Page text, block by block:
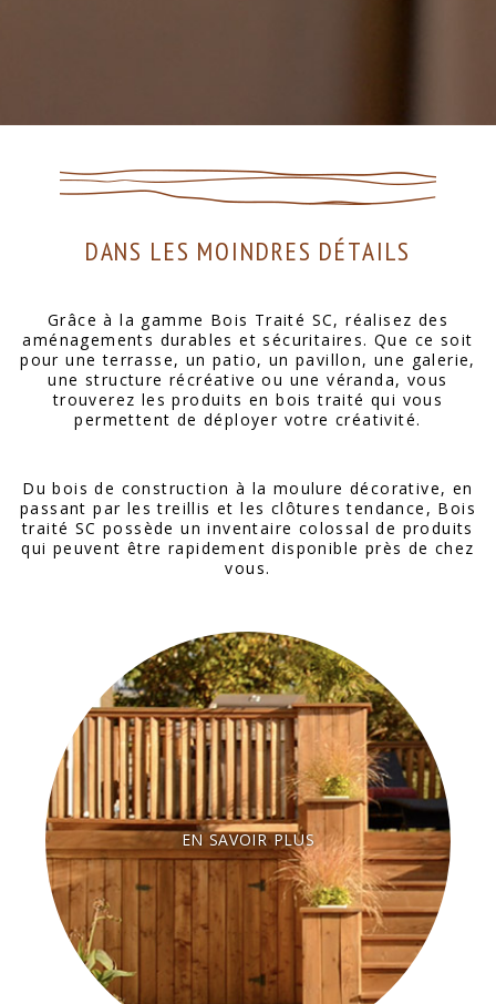
DANS LES MOINDRES DÉTAILS
Grâce à la gamme Bois Traité SC, réalisez des
aménagements durables et sécuritaires. Que ce soit
pour une terrasse, un patio, un pavillon, une galerie,
une structure récréative ou une véranda, vous
trouverez les produits en bois traité qui vous
permettent de déployer votre créativité.
Du bois de construction à la moulure décorative, en
passant par les treillis et les clôtures tendance, Bois
traité SC possède un inventaire colossal de produits
qui peuvent être rapidement disponible près de chez
vous.
EN SAVOIR PLUS